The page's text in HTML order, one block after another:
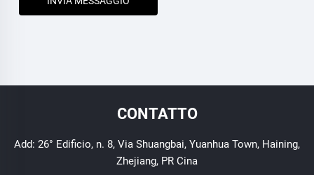
CONTATTO
Add: 26° Edificio, n. 8, Via Shuangbai, Yuanhua Town, Haining,
Zhejiang, PR Cina